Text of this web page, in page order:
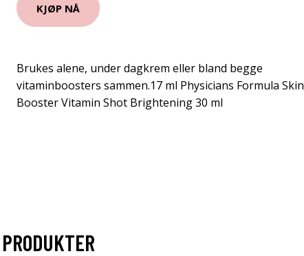
KJØP NÅ
Brukes alene, under dagkrem eller bland begge
vitaminboosters sammen.17 ml Physicians Formula Skin
Booster Vitamin Shot Brightening 30 ml